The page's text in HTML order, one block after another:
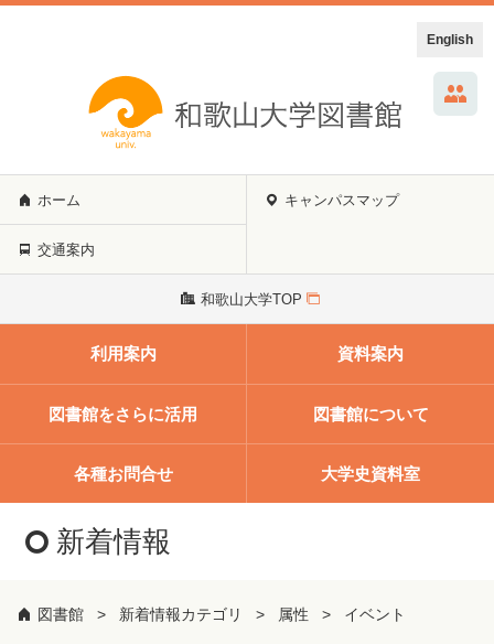
English
ホーム キャンパスマップ
交通案内
和歌山大学TOP
利用案内 資料案内
図書館をさらに活用 図書館について
各種お問合せ 大学史資料室
新着情報
図書館 新着情報カテゴリ 属性 イベント